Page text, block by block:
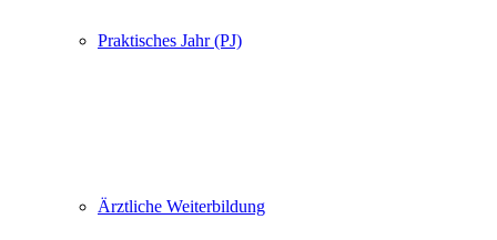
Praktisches Jahr (PJ)
Ärztliche Weiterbildung